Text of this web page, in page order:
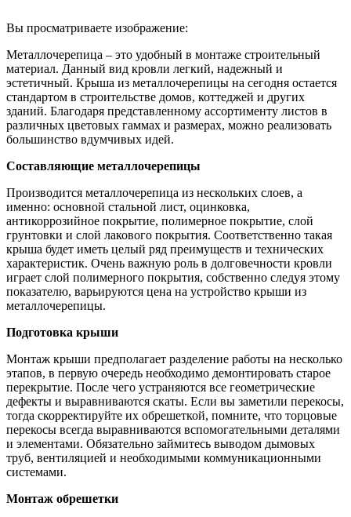
Вы просматриваете изображение:
Металлочерепица – это удобный в монтаже строительный
материал. Данный вид кровли легкий, надежный и
эстетичный. Крыша из металлочерепицы на сегодня остается
стандартом в строительстве домов, коттеджей и других
зданий. Благодаря представленному ассортименту листов в
различных цветовых гаммах и размерах, можно реализовать
большинство вдумчивых идей.
Составляющие металлочерепицы
Производится металлочерепица из нескольких слоев, а
именно: основной стальной лист, оцинковка,
антикоррозийное покрытие, полимерное покрытие, слой
грунтовки и слой лакового покрытия. Соответственно такая
крыша будет иметь целый ряд преимуществ и технических
характеристик. Очень важную роль в долговечности кровли
играет слой полимерного покрытия, собственно следуя этому
показателю, варьируются цена на устройство крыши из
металлочерепицы.
Подготовка крыши
Монтаж крыши предполагает разделение работы на несколько
этапов, в первую очередь необходимо демонтировать старое
перекрытие. После чего устраняются все геометрические
дефекты и выравниваются скаты. Если вы заметили перекосы,
тогда скорректируйте их обрешеткой, помните, что торцовые
перекосы всегда выравниваются вспомогательными деталями
и элементами. Обязательно займитесь выводом дымовых
труб, вентиляцией и необходимыми коммуникационными
системами.
Монтаж обрешетки